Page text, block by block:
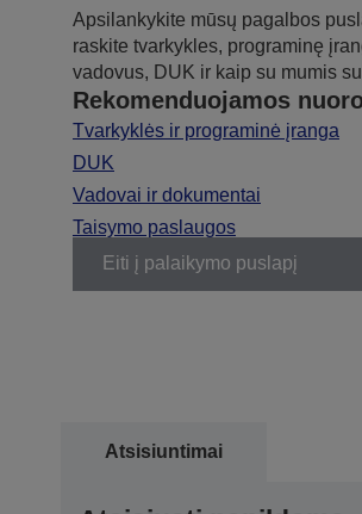
Apsilankykite mūsų pagalbos
raskite tvarkykles, programinę
vadovus, DUK ir kaip su mumis
Rekomenduojamos
Tvarkyklės ir programinė įranga
DUK
Vadovai ir dokumentai
Taisymo paslaugos
Eiti į palaikymo puslapį
Atsisiuntimai